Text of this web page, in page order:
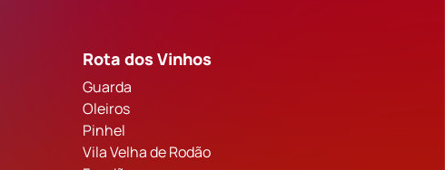
Rota dos Vinhos
Guarda
Oleiros
Pinhel
Vila Velha de Rodão